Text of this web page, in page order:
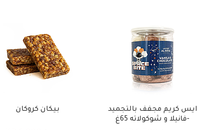
بيكان كروكان
ايس كريم مجفف بالتجميد
-فانيلا و شوكولاته 65غ